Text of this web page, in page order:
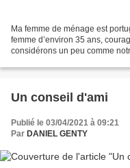
Ma femme de ménage est
femme d’environ 35 ans,
considérons un peu comme
Un conseil d'ami
Publié le 03/04/2021 à 09:21
Par DANIEL GENTY